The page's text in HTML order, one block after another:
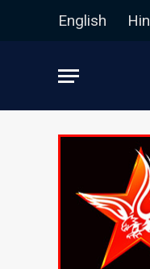
English